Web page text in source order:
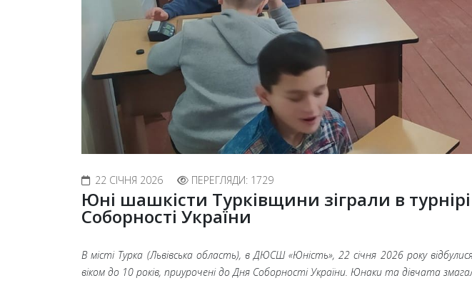
22 СІЧНЯ 2026 ПЕРЕГЛЯДИ: 1729
Юні шашкісти Турківщини зіграли в
Соборності України
В місті Турка (Львівська область), в ДЮСШ «Юність», 22 січня 2026 року
віком до 10 років, приурочені до Дня Соборності України. Юнаки та дівчата